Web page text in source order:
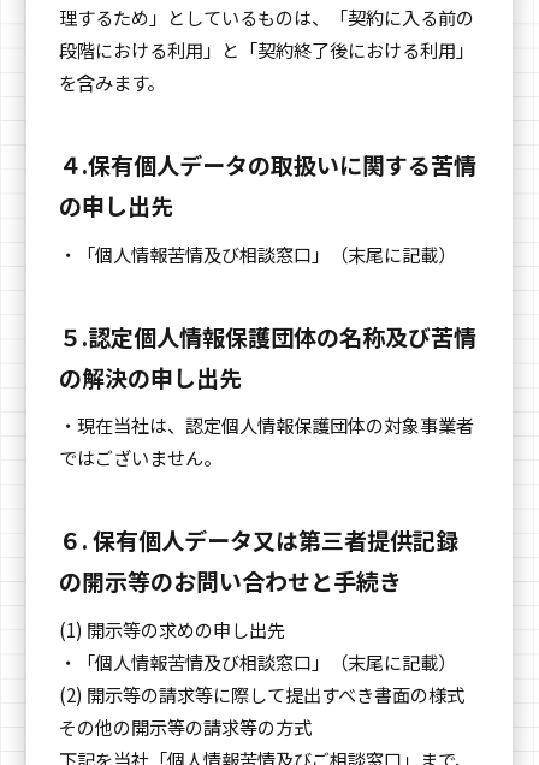
理するため」としているものは、「契約に入る前の
段階における利用」と「契約終了後における利用」
を含みます。
４.保有個人データの取扱いに関する苦情
の申し出先
・「個人情報苦情及び相談窓口」（末尾に記載）
５.認定個人情報保護団体の名称及び苦情
の解決の申し出先
・現在当社は、認定個人情報保護団体の対象事業者
ではございません。
６. 保有個人データ又は第三者提供記録
の開示等のお問い合わせと手続き
(1) 開示等の求めの申し出先
・「個人情報苦情及び相談窓口」（末尾に記載）
(2) 開示等の請求等に際して提出すべき書面の様式
その他の開示等の請求等の方式
下記を当社「個人情報苦情及びご相談窓口」まで、